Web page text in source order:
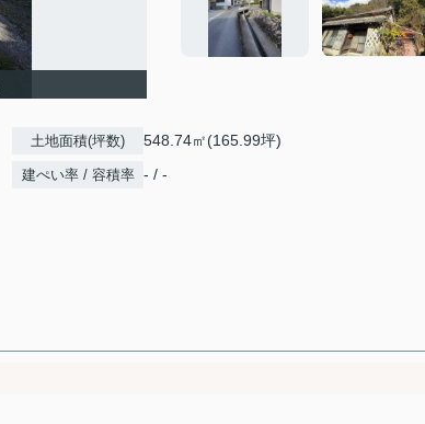
土地面積(坪数) 548.74㎡(165.99坪)
建ぺい率 / 容積率 - / -